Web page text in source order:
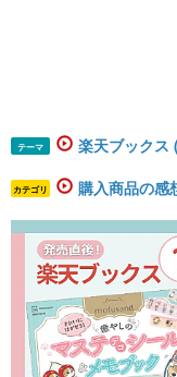
テーマ 楽天ブックス
カテゴリ 購入商品の感